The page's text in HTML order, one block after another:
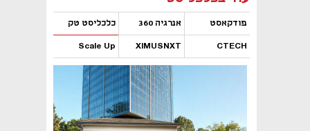
פודקאסט אנרגיה 360 כלכליסט טק
CTECH
XIMUSNXT
Scale Up
נפתח בכרטיסייה חדשה
נפתח בכרטיסייה חדשה